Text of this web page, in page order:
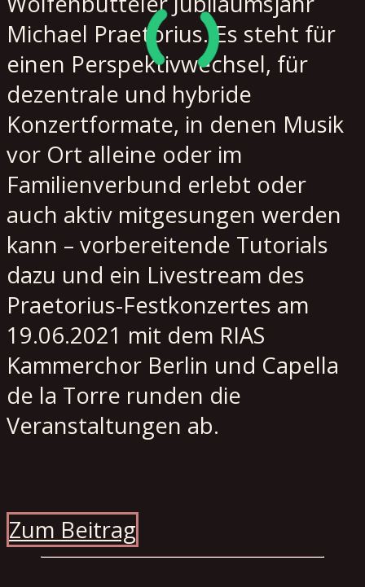
Michael Praetorius. Es steht für
einen Perspektivwechsel, für
dezentrale und hybride
Konzertformate, in denen Musik
vor Ort alleine oder im
Familienverbund erlebt oder
auch aktiv mitgesungen werden
kann – vorbereitende Tutorials
dazu und ein Livestream des
Praetorius-Festkonzertes am
19.06.2021 mit dem RIAS
Kammerchor Berlin und Capella
de la Torre runden die
Veranstaltungen ab.
Zum Beitrag